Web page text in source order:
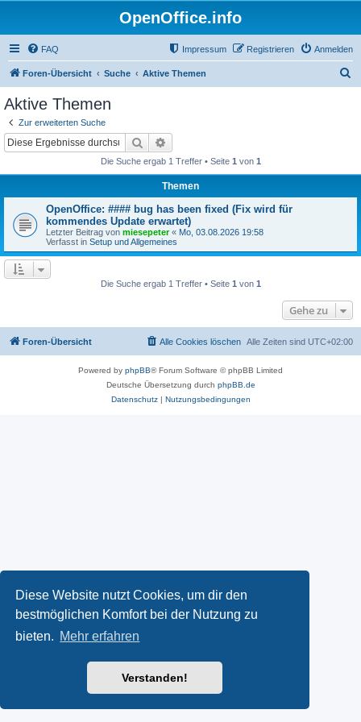
Diese Website nutzt Cookies, um dir den
bestmöglichen Komfort bei der Nutzung zu
bieten. Mehr erfahren
Verstanden!
OpenOffice.info
FAQ Anmelden
Registrieren
Impressum
Foren-Übersicht Suche Aktive Themen
Aktive Themen
Zur erweiterten Suche
Suche
Die Suche ergab 1 Treffer • Seite 1 von 1
Themen
OpenOffice: #### bug has been fixed (Fix wird für
kommendes Update erwartet)
Letzter Beitrag von miesepeter« Mo, 03.08.2026 19:58
Verfasst in Setup und Allgemeines
Die Suche ergab 1 Treffer • Seite 1 von 1
Gehe zu
Foren-Übersicht Alle Zeiten sind UTC+02:00
Alle Cookies löschen
Powered by phpBB® Forum Software © phpBB Limited
Deutsche Übersetzung durch phpBB.de
Datenschutz| Nutzungsbedingungen